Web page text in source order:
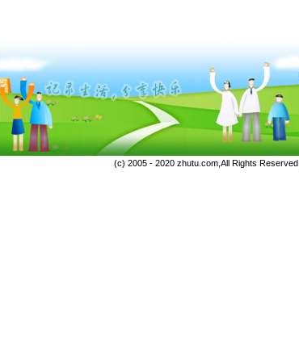
(c) 2005 - 2020 zhutu.com,All Rights Reserved